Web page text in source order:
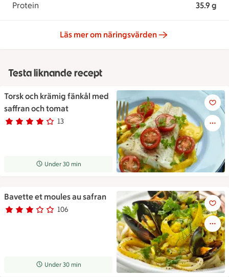
Protein 35.9 g
Läs mer om näringsvärden
Testa liknande recept
Torsk och krämig fänkål med
saffran och tomat
Betyg 4 av 5.
13
13 personer har röstat
Receptet tar Under 30 min att tillaga
Under 30 min
Torsk och krämig fänkål med
Bavette et moules au safran
Betyg 3 av 5.
106
106 personer har röstat
Receptet tar Under 30 min att tillaga
Under 30 min
Bavette et moules au safran